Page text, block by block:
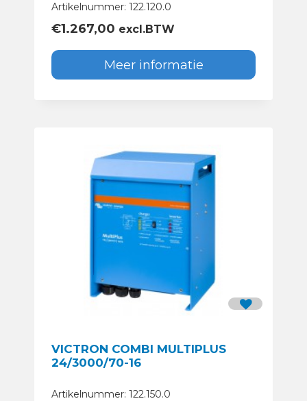
Artikelnummer: 122.120.0
€1.267,00 excl.BTW
Meer informatie
VICTRON COMBI MULTIPLUS
24/3000/70-16
Artikelnummer: 122.150.0